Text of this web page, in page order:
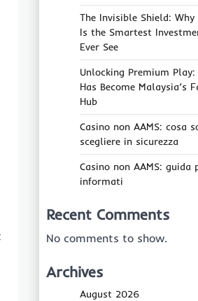
The Invisible Shield:
Is the Smartest
Ever See
Unlocking Premium
Has Become Malaysia’s
Hub
Casino non AAMS: cosa
scegliere in sicurezza
Casino non AAMS:
informati
Recent Comments
No comments to show.
Archives
August 2026